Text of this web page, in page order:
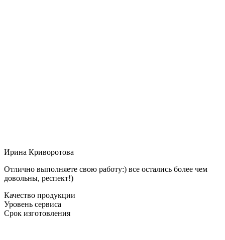
Ирина Криворотова
Отлично выполняете свою работу:) все остались более чем
довольны, респект!)
Качество продукции
Уровень сервиса
Срок изготовления